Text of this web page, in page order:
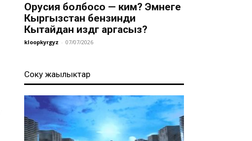
Орусия болбосо — ким? Эмнеге
Кыргызстан бензинди
Кытайдан издөөгө аргасыз?
kloopkyrgyz - 07/07/2026
Соңку жаңылыктар